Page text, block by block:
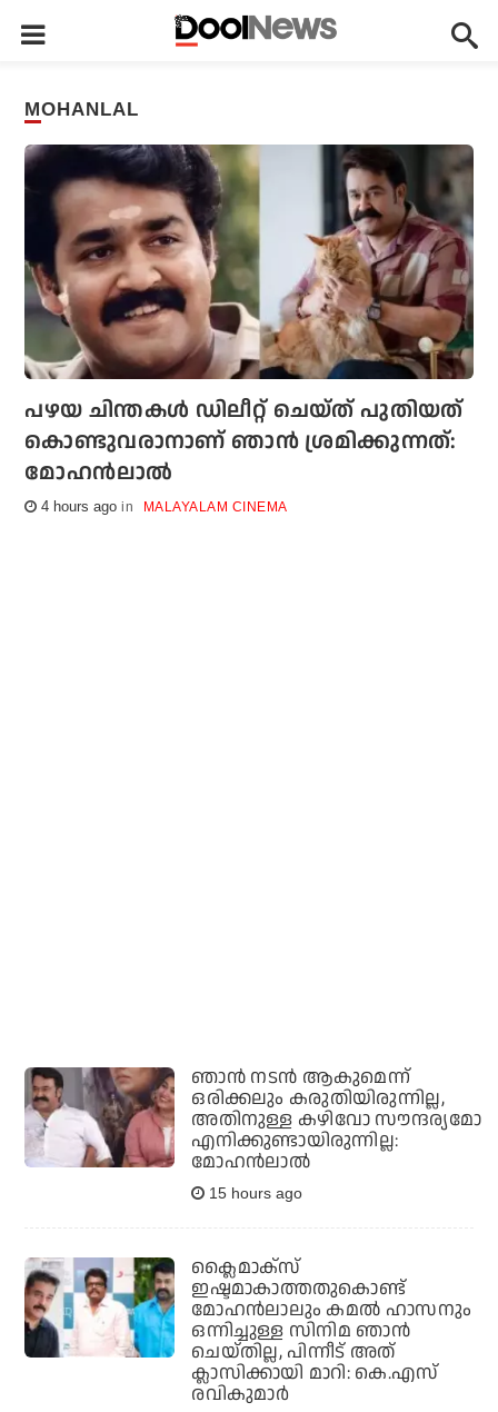
MOHANLAL
പഴയ ചിന്തകള്‍ ഡിലീറ്റ് ചെയ്ത് പുതിയത്
കൊണ്ടുവരാനാണ് ഞാന്‍ ശ്രമിക്കുന്നത്:
മോഹന്‍ലാല്‍
4 hours ago MALAYALAM CINEMA
ഞാൻ നടൻ ആകുമെന്ന്
ഒരിക്കലും കരുതിയിരുന്നില്ല,
അതിനുള്ള കഴിവോ സൗന്ദര്യമോ
എനിക്കുണ്ടായിരുന്നില്ല:
മോഹൻലാൽ
15 hours ago
ക്ലൈമാക്‌സ്
ഇഷ്ടമാകാത്തതുകൊണ്ട്
മോഹന്‍ലാലും കമല്‍ ഹാസനും
ഒന്നിച്ചുള്ള സിനിമ ഞാന്‍
ചെയ്തില്ല, പിന്നീട് അത്
ക്ലാസിക്കായി മാറി: കെ.എസ്
രവികുമാര്‍